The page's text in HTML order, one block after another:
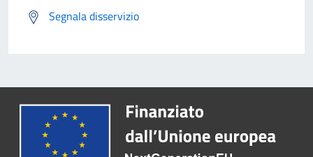
Segnala disservizio